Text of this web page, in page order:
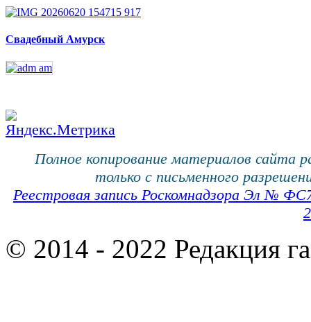
Свадебный Амурск
Полное копирование материалов сайта
только с письменного
Реестровая запись Роскомнадзора Эл №
© 2014 - 2022 Редакция